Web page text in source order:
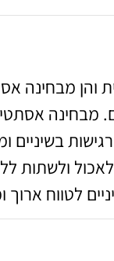
והן
מבחינה
לטווח